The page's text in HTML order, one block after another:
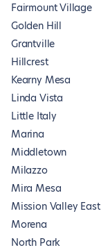
Fairmount Village
Golden Hill
Grantville
Hillcrest
Kearny Mesa
Linda Vista
Little Italy
Marina
Middletown
Milazzo
Mira Mesa
Mission Valley East
Morena
North Park